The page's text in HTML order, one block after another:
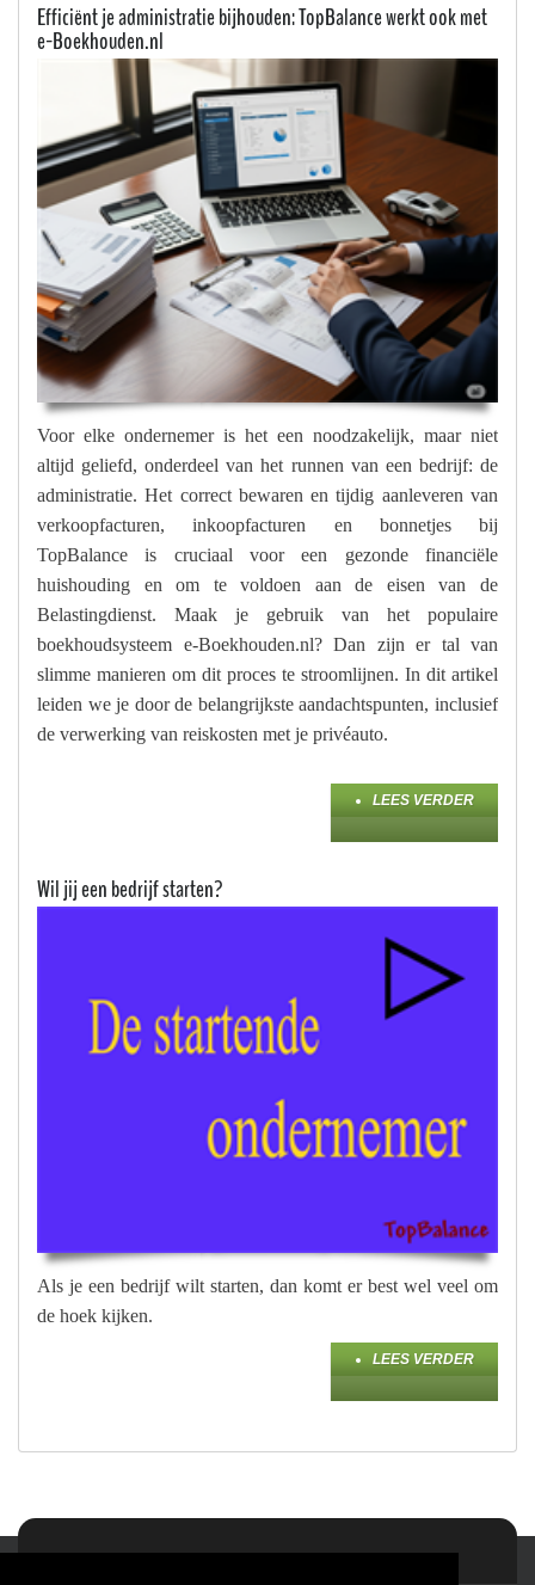
Efficiënt je administratie bijhouden: TopBalance werkt ook met
e-Boekhouden.nl
Voor elke ondernemer is het een noodzakelijk, maar niet
altijd geliefd, onderdeel van het runnen van een bedrijf: de
administratie. Het correct bewaren en tijdig aanleveren van
verkoopfacturen, inkoopfacturen en bonnetjes bij
TopBalance is cruciaal voor een gezonde financiële
huishouding en om te voldoen aan de eisen van de
Belastingdienst. Maak je gebruik van het populaire
boekhoudsysteem e-Boekhouden.nl? Dan zijn er tal van
slimme manieren om dit proces te stroomlijnen. In dit artikel
leiden we je door de belangrijkste aandachtspunten, inclusief
de verwerking van reiskosten met je privéauto.
LEES VERDER
Wil jij een bedrijf starten?
Als je een bedrijf wilt starten, dan komt er best wel veel om
de hoek kijken.
LEES VERDER